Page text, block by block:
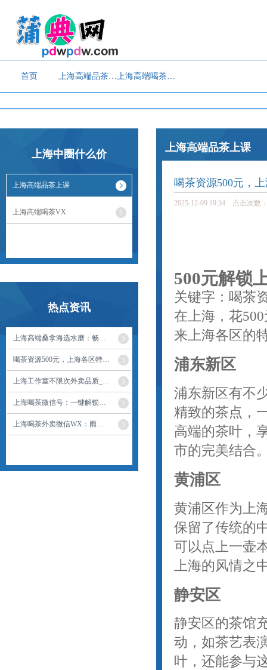
首页 上海高端品茶上课 上海高端喝茶VX
上海中圈什么价
上海高端品茶上课
上海高端喝茶VX
热点资讯
上海高端桑拿海选水磨：畅享惬意时光
喝茶资源500元，上海各区特色体验指南
上海工作室不限次外卖品质_504
上海喝茶微信号：一键解锁隐藏茶单
上海喝茶外卖微信WX：雨天里的温暖送达
上海高端品茶上课
喝茶资源500元，
2025-12-09 19:34 点击次数
500元解锁
关键字：喝茶
在上海，花
来上海各区的
浦东新区
浦东新区有不
精致的茶点，
高端的茶叶，
市的完美结合
黄浦区
黄浦区作为上
保留了传统的
可以点上一壶
上海的风情之
静安区
静安区的茶馆
动，如茶艺表
叶，还能参与